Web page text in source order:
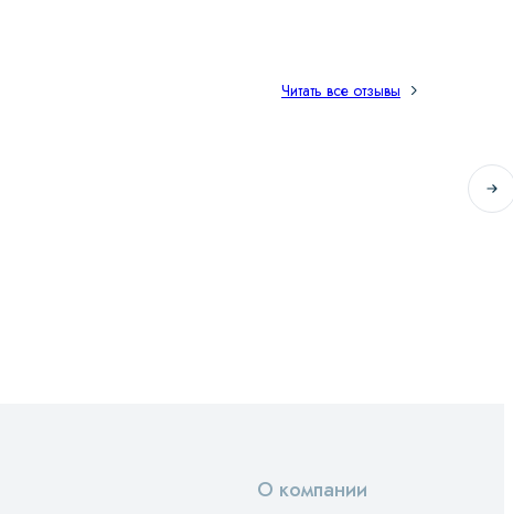
Читать все отзывы
О компании